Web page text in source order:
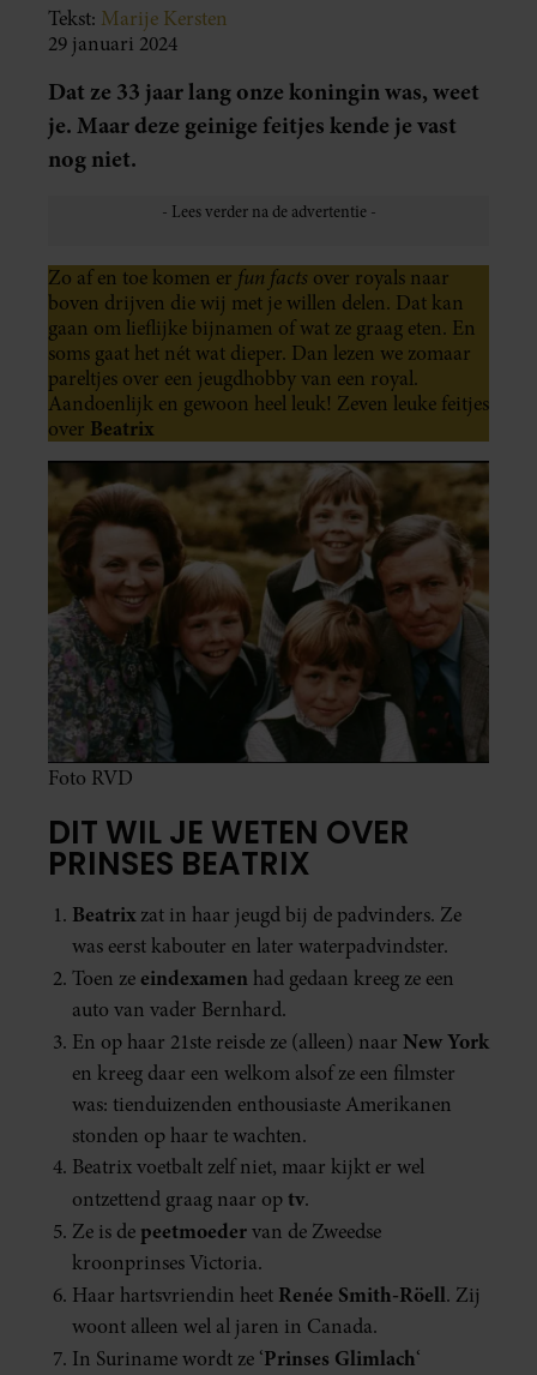
Tekst: Marije Kersten
29 januari 2024
Dat ze 33 jaar lang onze koningin was, weet
je. Maar deze geinige feitjes kende je vast
nog niet.
Zo af en toe komen er fun facts over royals naar
boven drijven die wij met je willen delen. Dat kan
gaan om lieflijke bijnamen of wat ze graag eten. En
soms gaat het nét wat dieper. Dan lezen we zomaar
pareltjes over een jeugdhobby van een royal.
Aandoenlijk en gewoon heel leuk! Zeven leuke feitjes
over Beatrix
Foto RVD
DIT WIL JE WETEN OVER
PRINSES BEATRIX
Beatrixzat in haar jeugd bij de padvinders. Ze
was eerst kabouter en later waterpadvindster.
Toen zeeindexamen had gedaan kreeg ze een
auto van vader Bernhard.
En op haar 21ste reisde ze (alleen) naar New York
en kreeg daar een welkom alsof ze een filmster
was: tienduizenden enthousiaste Amerikanen
stonden op haar te wachten.
Beatrix voetbalt zelf niet, maar kijkt er wel
ontzettend graag naar optv.
Ze is de peetmoedervan de Zweedse
kroonprinses Victoria.
Haar hartsvriendin heet Renée Smith-Röell. Zij
woont alleen wel al jaren in Canada.
In Suriname wordt ze ‘Prinses Glimlach‘